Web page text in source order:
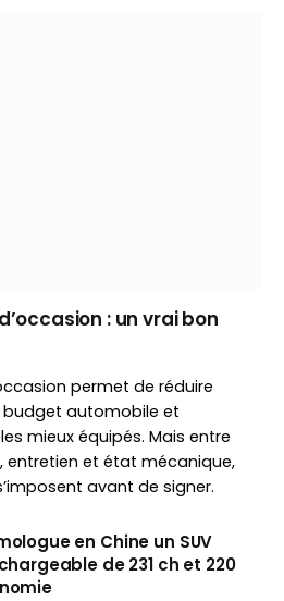
: un vrai bon
permet de réduire
automobile et
mieux équipés. Mais entre
entretien et état mécanique,
avant de signer.
en Chine un SUV
de 231 ch et 220